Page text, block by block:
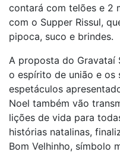
contará com telões e 2
com o Supper Rissul,
pipoca, suco e brindes.
A proposta do Gravataí
o espírito de união e os
espetáculos
Noel também vão
lições de vida para
histórias natalinas,
Bom Velhinho, símbolo